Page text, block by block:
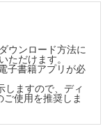
ラリスクリーニ
ウンロード方法に
ただけます。
子書籍アプリが必
ますので、ディ
使用を推奨しま